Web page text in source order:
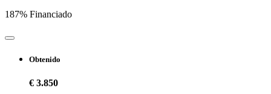
187% Financiado
Obtenido
€ 3.850